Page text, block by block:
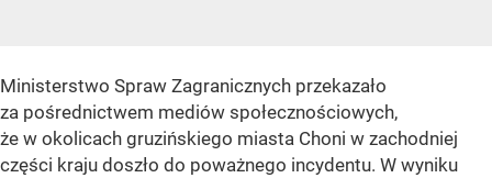
Ministerstwo Spraw Zagranicznych przekazało
za pośrednictwem mediów społecznościowych,
że w okolicach gruzińskiego miasta Choni w zachodniej
części kraju doszło do poważnego incydentu. W wyniku